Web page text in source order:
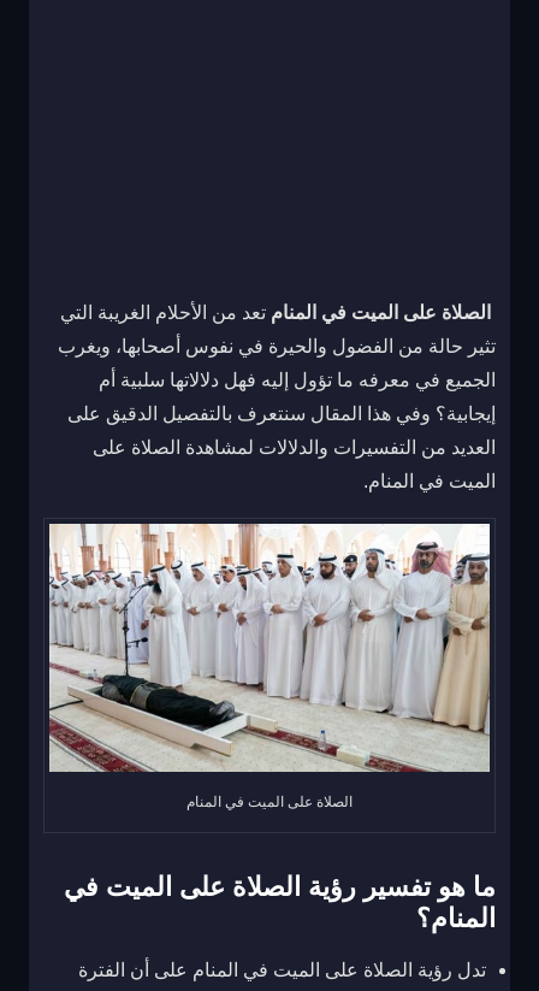
الصلاة على الميت في المنام تعد من الأحلام الغريبة التي
تثير حالة من الفضول والحيرة في نفوس أصحابها، ويغرب
الجميع في معرفه ما تؤول إليه فهل دلالاتها سلبية أم
إيجابية؟ وفي هذا المقال سنتعرف بالتفصيل الدقيق على
العديد من التفسيرات والدلالات لمشاهدة الصلاة على
الميت في المنام.
الصلاة على الميت في المنام
ما هو تفسير رؤية الصلاة على الميت في
المنام؟
تدل رؤية الصلاة على الميت في المنام على أن الفترة